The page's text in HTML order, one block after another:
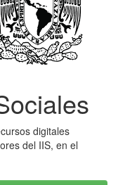
digitales
del IIS, en el